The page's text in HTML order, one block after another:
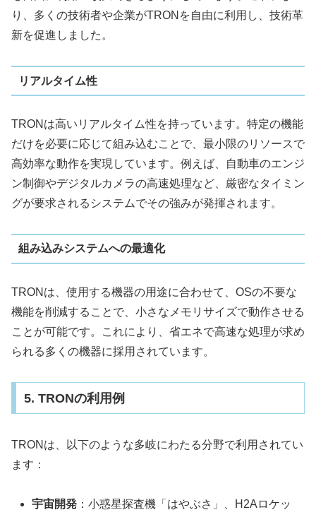
り、多くの技術者や企業がTRONを自由に利用し、技術革
新を促進しました。
リアルタイム性
TRONは高いリアルタイム性を持っています。特定の機能
だけを必要に応じて組み込むことで、最小限のリソースで
高効率な動作を実現しています。例えば、自動車のエンジ
ン制御やデジタルカメラの高速処理など、厳密なタイミン
グが要求されるシステムでその強みが発揮されます。
組み込みシステムへの最適化
TRONは、使用する機器の用途に合わせて、OSの不要な
機能を削減することで、小さなメモリサイズで動作させる
ことが可能です。これにより、省エネで高速な処理が求め
られる多くの機器に採用されています。
5. TRONの利用例
TRONは、以下のような多岐にわたる分野で利用されてい
ます：
宇宙開発 ：小惑星探査機「はやぶさ」、H2Aロケッ